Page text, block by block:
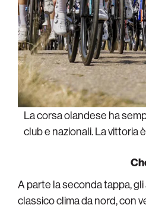
La corsa olandese ha
club e nazionali. La vittoria
A parte la seconda tappa, gli
classico clima da nord, con